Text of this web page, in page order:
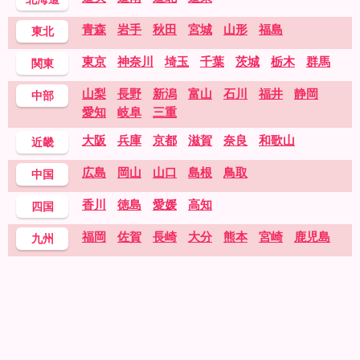
東北 青森 岩手 秋田 宮城 山形 福島
関東 東京 神奈川 埼玉 千葉 茨城 栃木 群馬
中部 山梨 長野 新潟 富山 石川 福井
静岡
愛知
岐阜 三重
近畿 大阪 兵庫 京都 滋賀 奈良 和歌山
中国 広島 岡山 山口 島根 鳥取
四国 香川 徳島 愛媛 高知
九州 福岡 佐賀 長崎 大分 熊本 宮崎 鹿児島